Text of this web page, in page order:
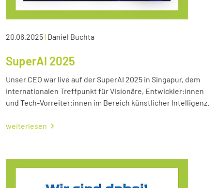
20.06.2025| Daniel Buchta
SuperAI 2025
Unser CEO war live auf der SuperAI 2025 in Singapur, dem
internationalen Treffpunkt für Visionäre, Entwickler:innen
und Tech-Vorreiter:innen im Bereich künstlicher Intelligenz.
weiterlesen